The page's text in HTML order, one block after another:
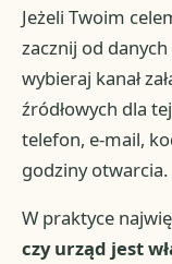
Jeżeli Twoim
zacznij od
wybieraj kanał
źródłowych dla
telefon, e-mail,
godziny otwarcia.
W praktyce
czy urząd jest